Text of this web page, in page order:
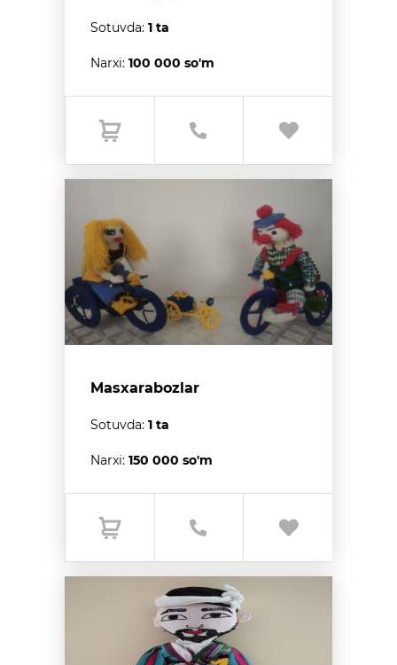
Sotuvda: 1 ta
Narxi: 100 000 so'm
Masxarabozlar
Sotuvda: 1 ta
Narxi: 150 000 so'm